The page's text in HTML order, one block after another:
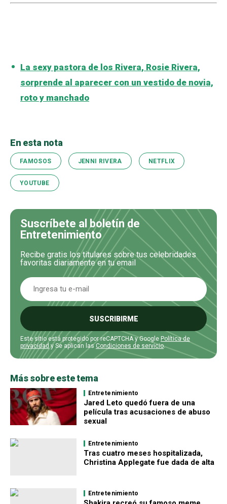
La sexy pastora de los Rivera, Rosie Rivera,
sorprende al aparecer con un vestido de novia,
roto y manchado
En esta nota
FAMOSOS JENNI RIVERA NETFLIX
YOUTUBE
Suscríbete al boletín de
Entretenimiento
Recibe gratis los titulares sobre tus celebridades
favoritas diariamente en tu email
SUSCRIBIRME
Este sitio está protegido por reCAPTCHA y Google Política de
privacidad y Se aplican lasCondiciones de servicio.
Más sobre este tema
Entretenimiento
Jared Leto quedó fuera de una
película tras acusaciones de abuso
sexual
Entretenimiento
Tras cuatro meses hospitalizada,
Christina Applegate fue dada de alta
Entretenimiento